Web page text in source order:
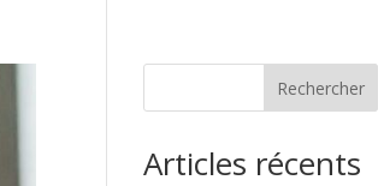
Rechercher
Articles récents